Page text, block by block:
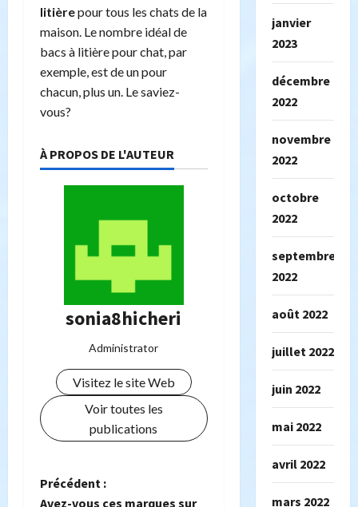
litièrepour tous les chats de la
maison. Le nombre idéal de
bacs à litière pour chat, par
exemple, est de un pour
chacun, plus un. Le saviez-
vous?
À PROPOS DE L'AUTEUR
sonia8hicheri
Administrator
Visitez le site Web
Voir toutes les
publications
N
Précédent :
Avez-vous ces marques sur
janvier
2023
décembre
2022
novembre
2022
octobre
2022
septembre
2022
août 2022
juillet 2022
juin 2022
mai 2022
avril 2022
mars 2022